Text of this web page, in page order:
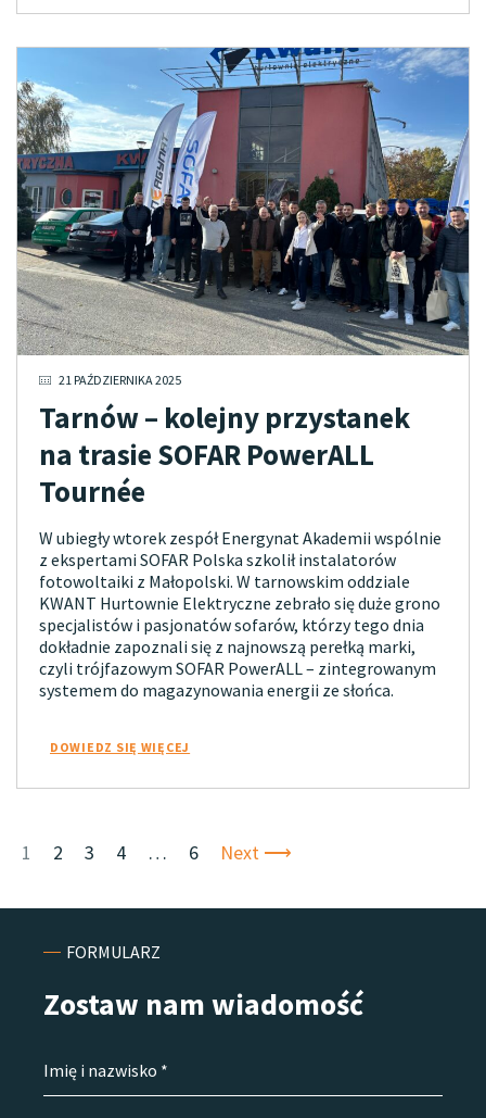
21 PAŹDZIERNIKA 2025
Tarnów – kolejny przystanek
na trasie SOFAR PowerALL
Tournée
W ubiegły wtorek zespół Energynat Akademii wspólnie
z ekspertami SOFAR Polska szkolił instalatorów
fotowoltaiki z Małopolski. W tarnowskim oddziale
KWANT Hurtownie Elektryczne zebrało się duże grono
specjalistów i pasjonatów sofarów, którzy tego dnia
dokładnie zapoznali się z najnowszą perełką marki,
czyli trójfazowym SOFAR PowerALL – zintegrowanym
systemem do magazynowania energii ze słońca.
DOWIEDZ SIĘ WIĘCEJ
1 2 3 4 … 6 Next ⟶
FORMULARZ
Zostaw namwiadomość